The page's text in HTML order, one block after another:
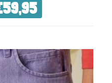
59,95